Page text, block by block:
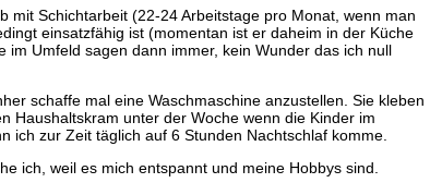
mit Schichtarbeit (22-24 Arbeitstage pro Monat, wenn man
einsatzfähig ist (momentan ist er daheim in der Küche
Umfeld sagen dann immer, kein Wunder das ich null
schaffe mal eine Waschmaschine anzustellen. Sie kleben
Haushaltskram unter der Woche wenn die Kinder im
ich zur Zeit täglich auf 6 Stunden Nachtschlaf komme.
ich, weil es mich entspannt und meine Hobbys sind.